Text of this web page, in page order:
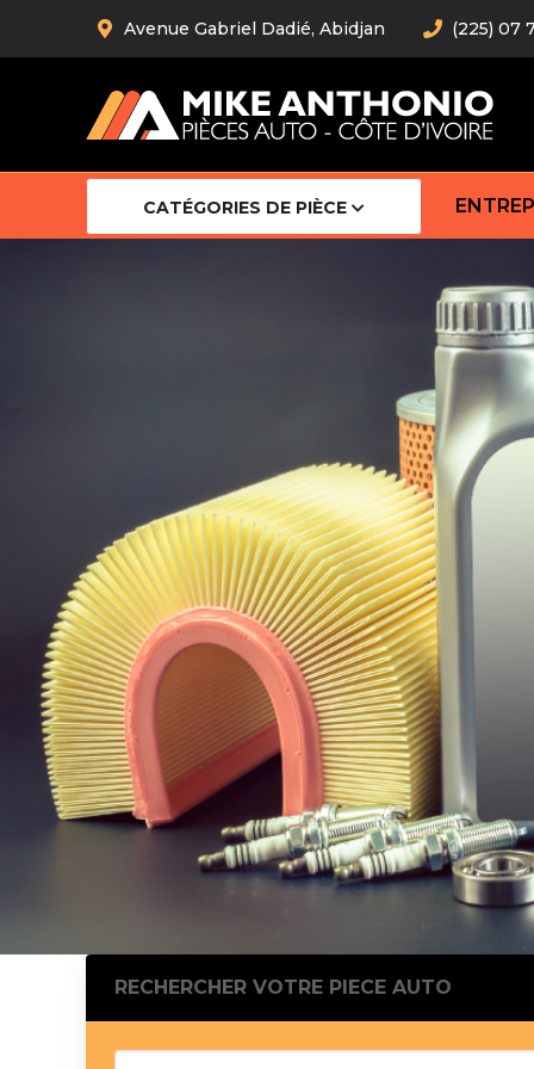
Avenue Gabriel Dadié, Abidjan (225) 07
CATÉGORIES DE PIÈCE
Barre
Barre
Robot
Bras
Cardan
Pistons
Feu
Bague
Bague
Calle
Chaine
RECHERCHER VOTRE PIECE AUTO